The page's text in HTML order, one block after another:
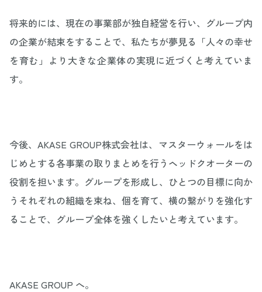
将来的には、現在の事業部が独自経営を行い、グループ内
の企業が結束をすることで、私たちが夢見る「人々の幸せ
を育む」より大きな企業体の実現に近づくと考えていま
す。
今後、AKASE GROUP株式会社は、マスターウォールをは
じめとする各事業の取りまとめを行うヘッドクオーターの
役割を担います。グループを形成し、ひとつの目標に向か
うそれぞれの組織を束ね、個を育て、横の繋がりを強化す
ることで、グループ全体を強くしたいと考えています。
AKASE GROUP へ。